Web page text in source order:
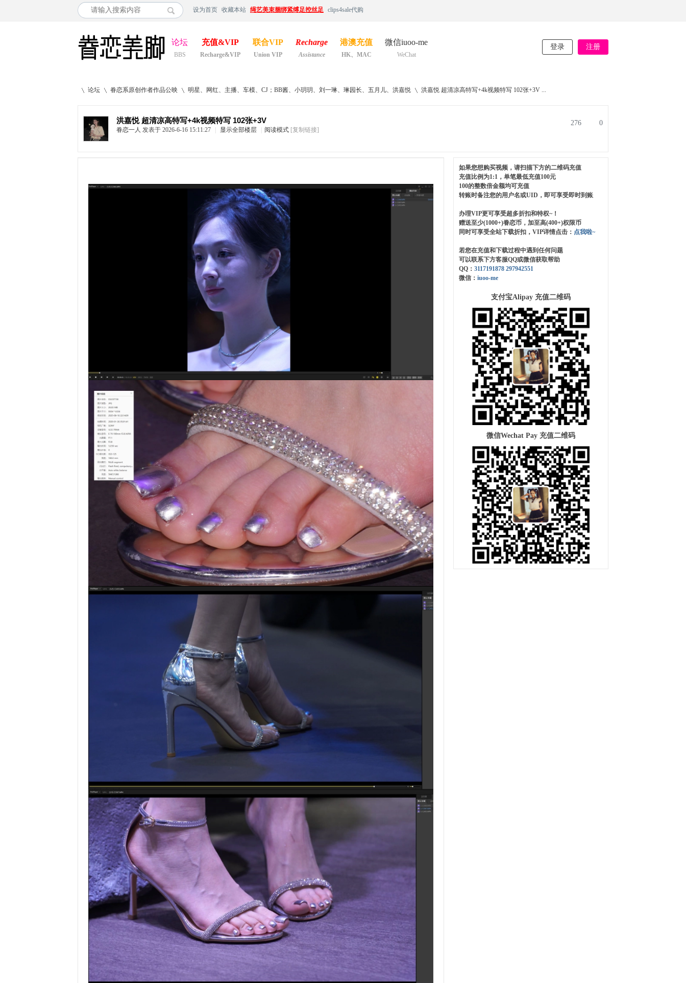
设为首页 收藏本站 绳艺美束捆绑紧缚足控丝足 clips4sale代购
论坛
BBS
充值&VIP
Recharge&VIP
联合VIP
Union VIP
Recharge
Assistance
港澳充值
HK、MAC
微信iuoo-me
WeChat
登录 注册
论坛
›
眷恋系原创作者作品公映
›
明星、网红、主播、车模、CJ；BB酱、小玥玥、刘一琳、琳园长、五月儿、洪嘉悦 洪嘉悦 超清凉高特写+4k视频特写 102张+3V ...
洪嘉悦 超清凉高特写+4k视频特写 102张+3V
眷恋一人 发表于 2026-6-16 15:11:27 显示全部楼层 阅读模式 [复制链接]
0
276
如果您想购买视频，请扫描下方的二维码充值
充值比例为1:1，单笔最低充值100元
100的整数倍金额均可充值
转账时备注您的用户名或UID，即可享受即时到账
办理VIP更可享受超多折扣和特权~！
赠送至少(1000+)眷恋币，加至高(400+)权限币
同时可享受全站下载折扣，VIP详情点击： 点我啦~
若您在充值和下载过程中遇到任何问题
可以联系下方客服QQ或微信获取帮助
QQ： 3117191878 297942551
微信： iuoo-me
支付宝Alipay 充值二维码
微信Wechat Pay 充值二维码